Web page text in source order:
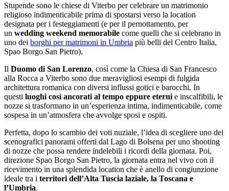
Stupende sono le chiese di Viterbo per celebrare un matrimonio
religioso indimenticabile prima di spostarsi verso la location
designata per i festeggiamenti (e per il pernottamento, per
un wedding weekend memorabile come quelli che si celebrano in
uno dei borghi per matrimoni in Umbria più belli del Centro Italia,
Spao Borgo San Pietro).
Il Duomo di San Lorenzo, così come la Chiesa di San Francesco
alla Rocca a Viterbo sono due meravigliosi esempi di fulgida
architettura romanica con diversi influssi gotici e barocchi. In
questi luoghi così ancorati al tempo eppure eterni e inscalfibili, le
nozze si trasformano in un’esperienza intima, indimenticabile, come
sospesa in un’atmosfera che avvolge sposi e ospiti.
Perfetta, dopo lo scambio dei voti nuziale, l’idea di scegliere uno dei
scenografici panorami offerti dal Lago di Bolsena per uno shooting
di nozze che possa rendere indelebili i ricordi della giornata. Poi,
direzione Spao Borgo San Pietro, la giornata entra nel vivo con il
ricevimento in una splendida location che è anello di congiunzione
ideale tra i territori dell’Alta Tuscia laziale, la Toscana e
l’Umbria.